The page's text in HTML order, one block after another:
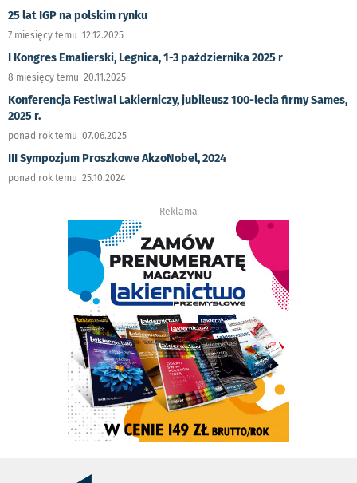
25 lat IGP na polskim rynku
7 miesięcy temu 12.12.2025
I Kongres Emalierski, Legnica, 1-3 października 2025 r
8 miesięcy temu 20.11.2025
Konferencja Festiwal Lakierniczy, jubileusz 100-lecia firmy Sames,
2025 r.
ponad rok temu 07.06.2025
III Sympozjum Proszkowe AkzoNobel, 2024
ponad rok temu 25.10.2024
Reklama